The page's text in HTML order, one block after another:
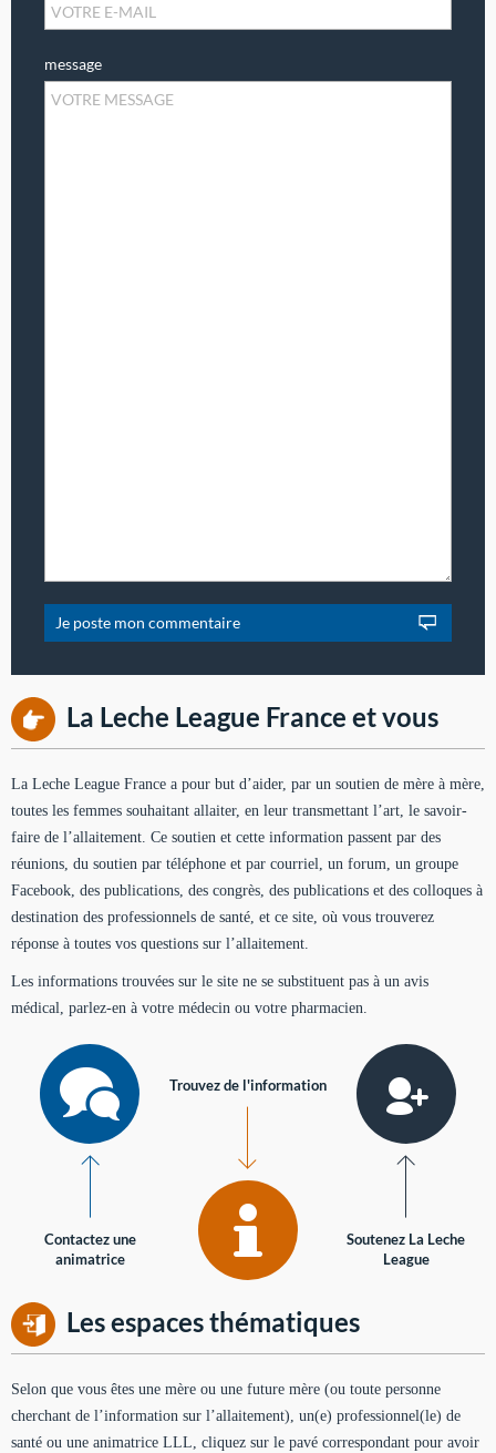
message
La Leche League France et vous
La Leche League France a pour but d’aider, par un soutien de mère à mère,
toutes les femmes souhaitant allaiter, en leur transmettant l’art, le savoir-
faire de l’allaitement. Ce soutien et cette information passent par des
réunions, du soutien par téléphone et par courriel, un forum, un groupe
Facebook, des publications, des congrès, des publications et des colloques à
destination des professionnels de santé, et ce site, où vous trouverez
réponse à toutes vos questions sur l’allaitement.
Les informations trouvées sur le site ne se substituent pas à un avis
médical, parlez-en à votre médecin ou votre pharmacien.
Contactez une
animatrice
Trouvez de l'information
Soutenez La Leche
League
Les espaces thématiques
Selon que vous êtes une mère ou une future mère (ou toute personne
cherchant de l’information sur l’allaitement), un(e) professionnel(le) de
santé ou une animatrice LLL, cliquez sur le pavé correspondant pour avoir